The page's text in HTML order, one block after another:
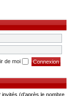
de moi
(d’après le nombre